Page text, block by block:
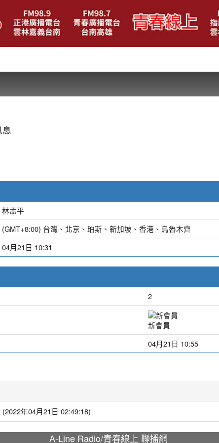
林孟平
(GMT+8:00) 台灣、北京、珀斯、新加坡、香港、烏魯木齊
04月21日 10:31
2
新會員
04月21日 10:55
(2022年04月21日 02:49:18)
A-Line Radio/青春線上 聯播網